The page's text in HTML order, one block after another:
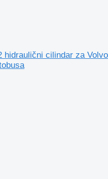
hidraulični cilindar za Volvo